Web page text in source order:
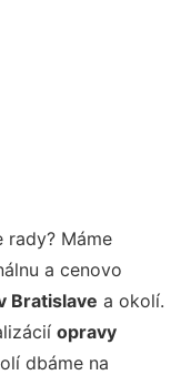
rady? Máme
a cenovo
Bratislave a okolí.
opravy
dbáme na